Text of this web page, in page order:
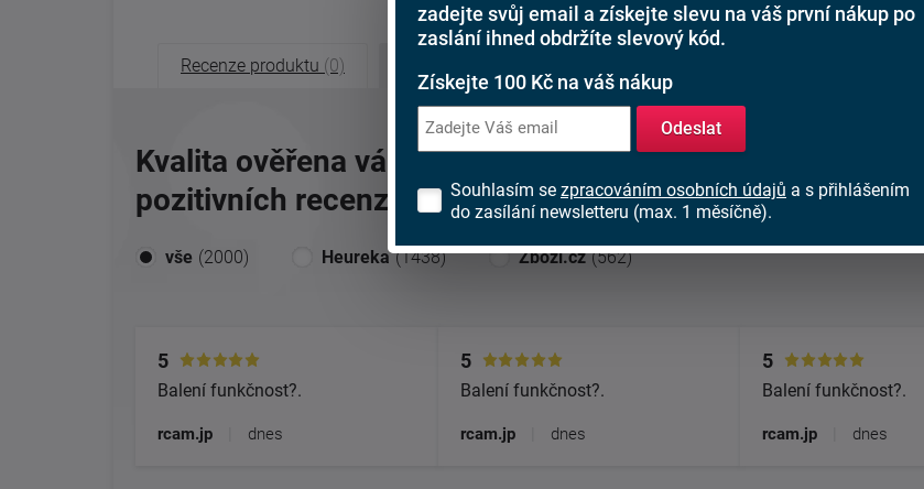
Recenze produktu (0)
Kvalita ověřena vámi, našimi zákazníky. Více než 2000
pozitivních recenzí.
vše (2000) Heureka (1438) Zbozi.cz (562)
5
Balení funkčnost?.
rcam.jp dnes
5
Balení funkčnost?.
rcam.jp dnes
5
Balení funkčnost?.
rcam.jp dnes
zadejte svůj email a získejte slevu na váš první nákup po
zaslání ihned obdržíte slevový kód.
Získejte 100 Kč na váš nákup
Odeslat
Souhlasím se zpracováním osobních údajů a s přihlášením
do zasílání newsletteru (max. 1 měsíčně).